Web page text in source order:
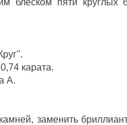
блеском пяти
карата.
А.
заменить